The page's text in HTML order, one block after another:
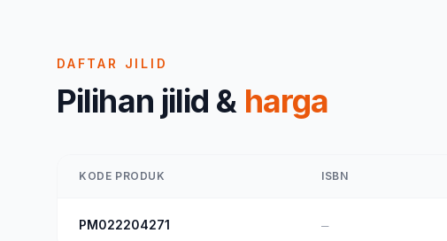
DAFTAR JILID
Pilihan jilid & harga
KODE PRODUK ISBN
PM022204271 —